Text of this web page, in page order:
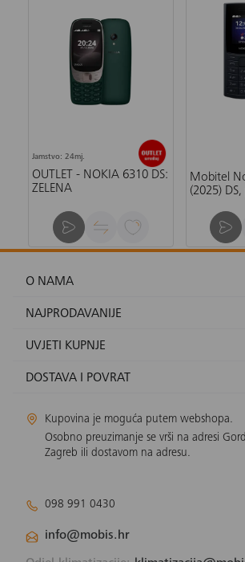
Jamstvo: 24mj.
OUTLET - NOKIA 6310 DS:
ZELENA
Mobitel
(2025) DS,
O NAMA
NAJPRODAVANIJE
UVJETI KUPNJE
DOSTAVA I POVRAT
Kupovina je moguća putem webshopa.
Osobno preuzimanje se vrši na adresi
Zagreb ili dostavom na adresu.
098 991 0430
info@mobis.hr